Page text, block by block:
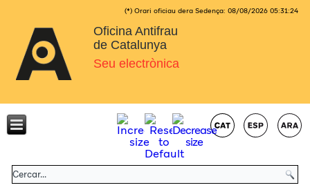
(*) Orari oficiau dera Sedença: 08/08/2026 05:31:24
Oficina Antifrau
de Catalunya
Seu electrònica